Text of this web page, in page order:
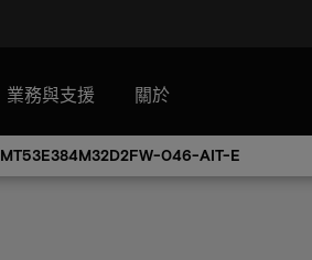
業務與支援 關於
MT53E384M32D2FW-046-AIT-E